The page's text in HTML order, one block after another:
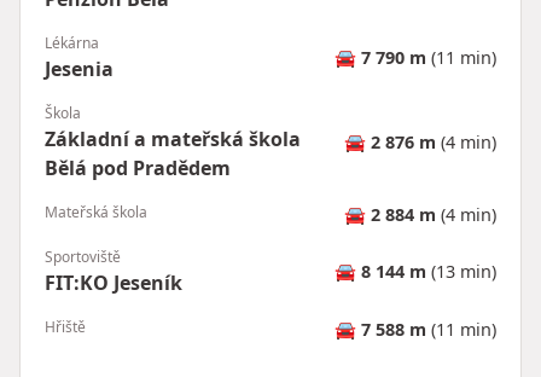
Lékárna
Jesenia 🚘 7 790 m (11 min)
Škola
Základní a mateřská škola
Bělá pod Pradědem
🚘 2 876 m (4 min)
Mateřská škola 🚘 2 884 m (4 min)
Sportoviště
FIT:KO Jeseník 🚘 8 144 m (13 min)
Hřiště 🚘 7 588 m (11 min)